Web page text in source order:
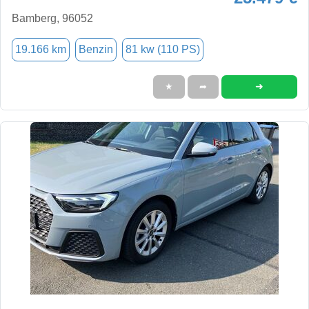
Bamberg, 96052
19.166 km Benzin 81 kw (110 PS)
★ ➦ ➜